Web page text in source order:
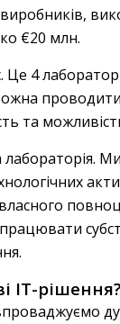
€20 млн.
4
та
IT-рішення?